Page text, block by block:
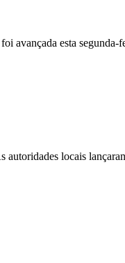
avançada esta
locais